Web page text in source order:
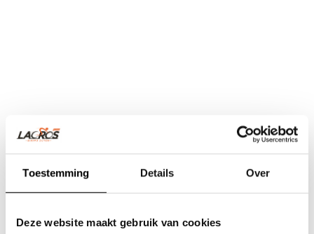
Toestemming Details Over
Deze website maakt gebruik van cookies
Team Lacros